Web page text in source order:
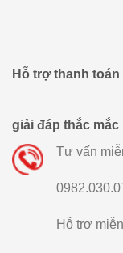
Hỗ trợ thanh toán
giải đáp thắc mắc
Tư vấn
Hỗ trợ